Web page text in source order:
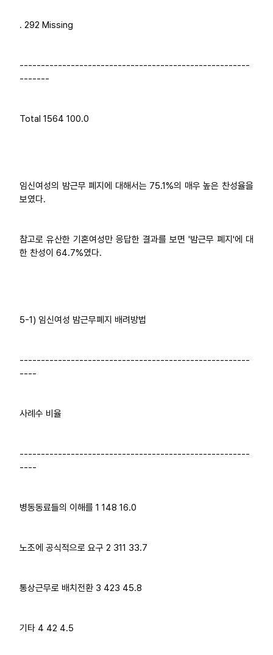
. 292 Missing
------------------------------------------------------
-------
Total 1564 100.0
임신여성의 밤근무 폐지에 대해서는 75.1%의 매우 높은 찬성율을
보였다.
참고로 유산한 기혼여성만 응답한 결과를 보면 '밤근무 폐지'에 대
한 찬성이 64.7%였다.
5-1) 임신여성 밤근무폐지 배려방법
------------------------------------------------------
----
사례수 비율
------------------------------------------------------
----
병동동료들의 이해를 1 148 16.0
노조에 공식적으로 요구 2 311 33.7
통상근무로 배치전환 3 423 45.8
기타 4 42 4.5